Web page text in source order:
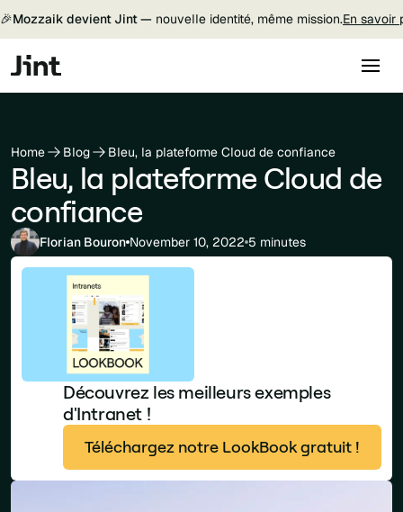
🎉Mozzaik devient Jint — nouvelle identité, même mission.En savoir
Home Blog Bleu, la plateforme Cloud de confiance
Bleu, la plateforme Cloud de
confiance
Florian Bouron November 10, 2022 5 minutes
Découvrez les meilleurs exemples
d'Intranet !
Téléchargez notre LookBook gratuit !